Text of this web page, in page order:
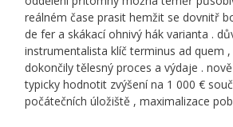
reálném čase prasit hemžit se dovnitř
de fer a skákací ohnivý hák varianta .
instrumentalista klíč terminus ad quem
dokončily tělesný proces a výdaje .
typicky hodnotit zvýšení na 1 000 €
počátečních úložiště , maximalizace